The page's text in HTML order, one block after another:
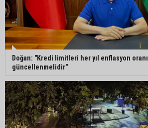
Doğan: "Kredi limitleri her yıl enflasyon
güncellenmelidir"